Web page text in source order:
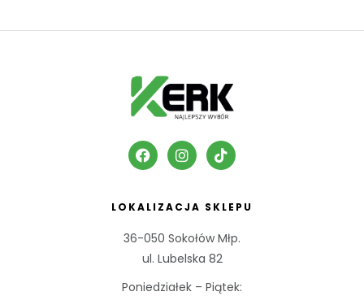
LOKALIZACJA SKLEPU
36-050 Sokołów Młp.
ul. Lubelska 82
Poniedziałek – Piątek: